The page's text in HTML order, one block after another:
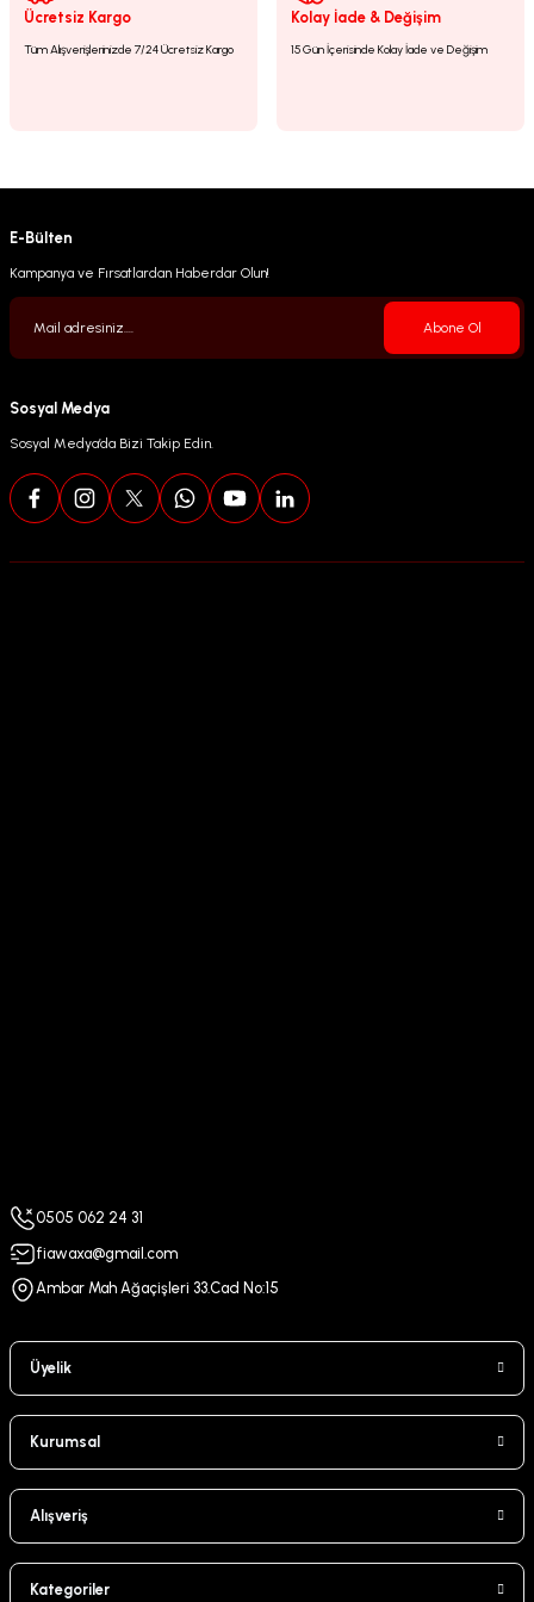
Ücretsiz Kargo
Tüm Alışverişlerinizde 7/24 Ücretsiz Kargo
Kolay İade & Değişim
15 Gün İçerisinde Kolay İade ve Değişim
E-Bülten
Kampanya ve Fırsatlardan Haberdar Olun!
Abone Ol
Sosyal Medya
Sosyal Medya’da Bizi Takip Edin.
0505 062 24 31
fiawaxa@gmail.com
Ambar Mah Ağaçişleri 33.Cad No:15
Üyelik
Kurumsal
Alışveriş
Kategoriler